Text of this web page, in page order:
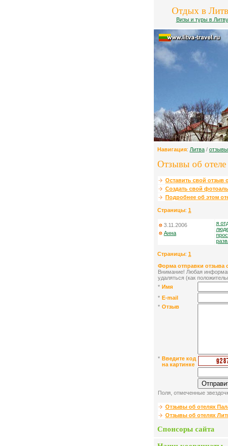
Отдых в
Визы и туры в Литву
Навигация: Литва /
Отзывы об
Оставить свой отзыв
Создать свой
Подробнее об этом
Страницы: 1
3.11.2006
Анна
я
Страницы: 1
Форма отправки отзыва
Внимание! Любая
удаляться (как
* Имя
* E-mail
* Отзыв
* Введите код
на картинке
Поля, отмеченные
Отзывы об отелях
Отзывы об отелях
Спонсоры сайта